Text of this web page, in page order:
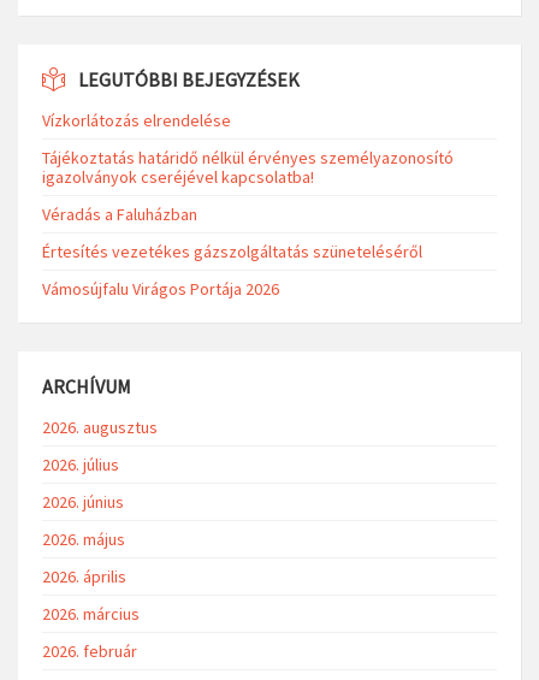
LEGUTÓBBI BEJEGYZÉSEK
Vízkorlátozás elrendelése
Tájékoztatás határidő nélkül érvényes személyazonosító
igazolványok cseréjével kapcsolatba!
Véradás a Faluházban
Értesítés vezetékes gázszolgáltatás szüneteléséről
Vámosújfalu Virágos Portája 2026
ARCHÍVUM
2026. augusztus
2026. július
2026. június
2026. május
2026. április
2026. március
2026. február